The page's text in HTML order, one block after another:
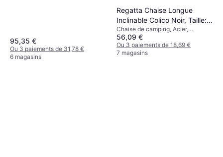
95,35 €
Ou 3 paiements de 31,78 €
6 magasins
Regatta Chaise Longue
Inclinable Colico Noir, Taille:
Taille Unique Réduction
Chaise de camping, Acier,
Polyester
56,09 €
Ou 3 paiements de 18,69 €
7 magasins